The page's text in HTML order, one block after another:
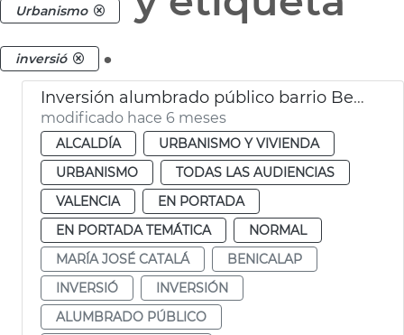
Urbanismo
inversió .
Inversión alumbrado público barrio Benicalap
modificado hace 6 meses
ALCALDÍA
URBANISMO Y VIVIENDA
URBANISMO
TODAS LAS AUDIENCIAS
VALENCIA
EN PORTADA
EN PORTADA TEMÁTICA
NORMAL
MARÍA JOSÉ CATALÁ
BENICALAP
INVERSIÓ
INVERSIÓN
ALUMBRADO PÚBLICO